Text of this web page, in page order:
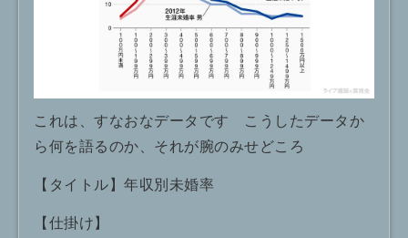
これは、すなおなデータです こうしたデータか
ら何を語るのか、それが腕のみせどころ
【タイトル】年収別未婚率
【仕掛け】